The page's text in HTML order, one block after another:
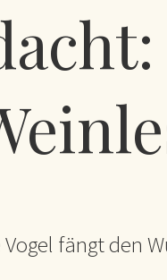
fängt den